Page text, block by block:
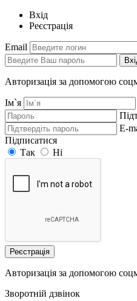
Вхід
Реєстрація
Email
Авторизація за допомогою
Ім`я
E-
Підписатися
Так
Ні
Реєстрація
Авторизація за допомогою
Зворотній дзвінок